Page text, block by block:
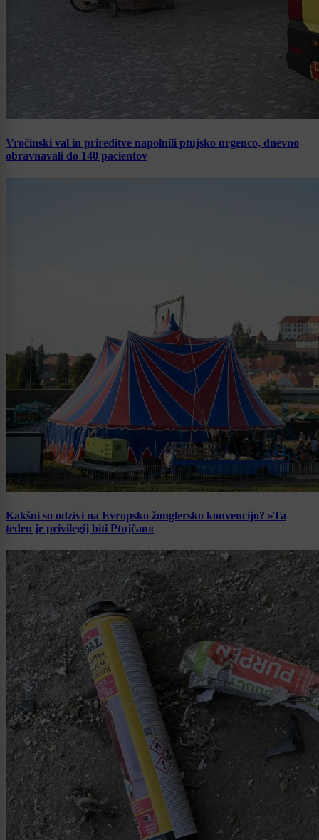
Vročinski val in prireditve napolnili ptujsko urgenco, dnevno
obravnavali do 140 pacientov
Kakšni so odzivi na Evropsko žonglersko konvencijo? »Ta
teden je privilegij biti Ptujčan«